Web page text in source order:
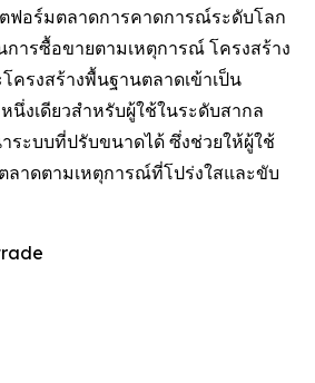
ฟอร์มตลาดการคาดการณ์ระดับโลก
ารซื้อขายตามเหตุการณ์ โครงสร้าง
ครงสร้างพื้นฐานตลาดเข้าเป็น
งเดียวสำหรับผู้ใช้ในระดับสากล
ระบบที่ปรับขนาดได้ ซึ่งช่วยให้ผู้ใช้
ลาดตามเหตุการณ์ที่โปร่งใสและขับ